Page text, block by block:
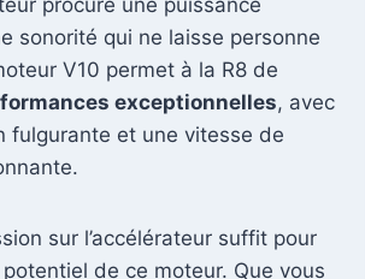
procure une puissance
sonorité qui ne laisse personne
V10 permet à la R8 de
exceptionnelles, avec
fulgurante et une vitesse de
sur l’accélérateur suffit pour
de ce moteur. Que vous